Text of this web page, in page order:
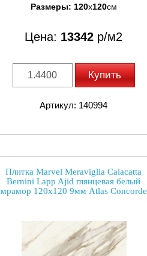
Размеры: 120x120см
Цена: 13342 р/м2
Купить
Артикул: 140994
Плитка Marvel Meraviglia Calacatta
Bernini Lapp Ajid глянцевая белый
мрамор 120x120 9мм Atlas Concorde